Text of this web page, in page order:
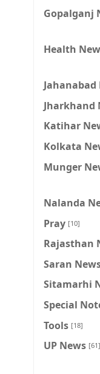
Gopalganj
Health
Jahanabad
Jharkhand
Katihar
Kolkata
Munger
Nalanda
Pray [10]
Rajasthan
Saran
Sitamarhi
Special
Tools [18]
UP News [61]